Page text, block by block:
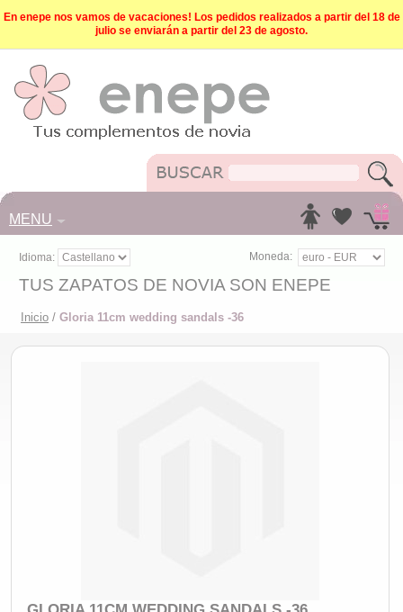
En enepe nos vamos de vacaciones! Los pedidos realizados a partir del 18 de
julio se enviarán a partir del 23 de agosto.
MENU
Idioma: Moneda:
TUS ZAPATOS DE NOVIA SON ENEPE
Inicio / Gloria 11cm wedding sandals -36